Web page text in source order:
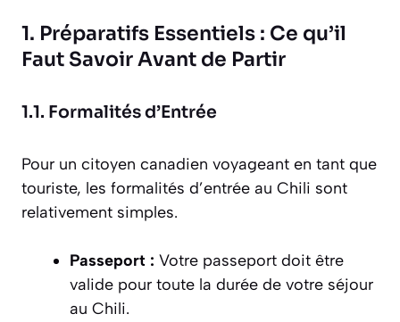
1. Préparatifs Essentiels : Ce qu’il
Faut Savoir Avant de Partir
1.1. Formalités d’Entrée
Pour un citoyen canadien voyageant en tant que
touriste, les formalités d’entrée au Chili sont
relativement simples.
Passeport : Votre passeport doit être
valide pour toute la durée de votre séjour
au Chili.